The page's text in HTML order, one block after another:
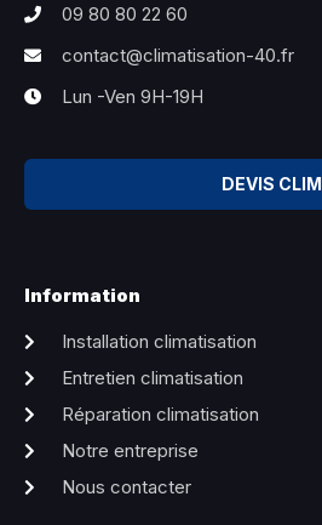
09 80 80 22 60
contact@climatisation-40.fr
Lun -Ven 9H-19H
DEVIS CLIM
Information
Installation climatisation
Entretien climatisation
Réparation climatisation
Notre entreprise
Nous contacter